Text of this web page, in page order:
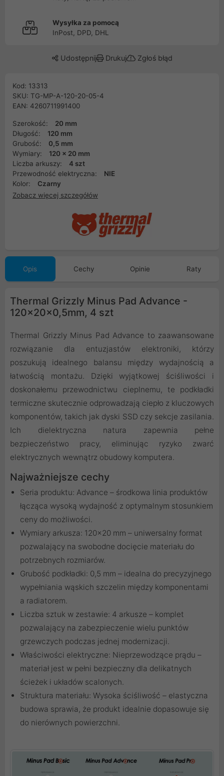
Wysyłka za pomocą
InPost, DPD, DHL
Udostępnij Drukuj Zgłoś błąd
Kod: 13313
SKU: TG-MP-A-120-20-05-4
EAN: 4260711991400
Szerokość:
20 mm
Długość:
120 mm
Grubość:
0,5 mm
Wymiary:
120 x 20 mm
Liczba arkuszy:
4 szt
Przewodność elektryczna:
NIE
Kolor:
Czarny
Zobacz więcej szczegółów
Opis Cechy Opinie Raty
Thermal Grizzly Minus Pad Advance -
120x20x0,5mm, 4 szt
Thermal Grizzly Minus Pad Advance to zaawansowane
rozwiązanie dla entuzjastów elektroniki, którzy
poszukują idealnego balansu między wydajnością a
łatwością montażu. Dzięki wyjątkowej ściśliwości i
doskonałemu przewodnictwu cieplnemu, te podkładki
termiczne skutecznie odprowadzają ciepło z kluczowych
komponentów, takich jak dyski SSD czy sekcje zasilania.
Ich dielektryczna natura zapewnia pełne
bezpieczeństwo pracy, eliminując ryzyko zwarć
elektrycznych wewnątrz obudowy komputera.
Najważniejsze cechy
Seria produktu: Advance – środkowa linia produktów
łącząca wysoką wydajność z optymalnym stosunkiem
ceny do możliwości.
Wymiary arkusza: 120x20 mm – uniwersalny format
pozwalający na swobodne docięcie materiału do
potrzebnych rozmiarów.
Grubość podkładki: 0,5 mm – idealna do precyzyjnego
wypełniania wąskich szczelin między komponentami
a radiatorem.
Liczba sztuk w zestawie: 4 arkusze – komplet
pozwalający na zabezpieczenie wielu punktów
grzewczych podczas jednej modernizacji.
Właściwości elektryczne: Nieprzewodzące prądu –
materiał jest w pełni bezpieczny dla delikatnych
ścieżek i układów scalonych.
Struktura materiału: Wysoka ściśliwość – elastyczna
budowa sprawia, że produkt idealnie dopasowuje się
do nierównych powierzchni.